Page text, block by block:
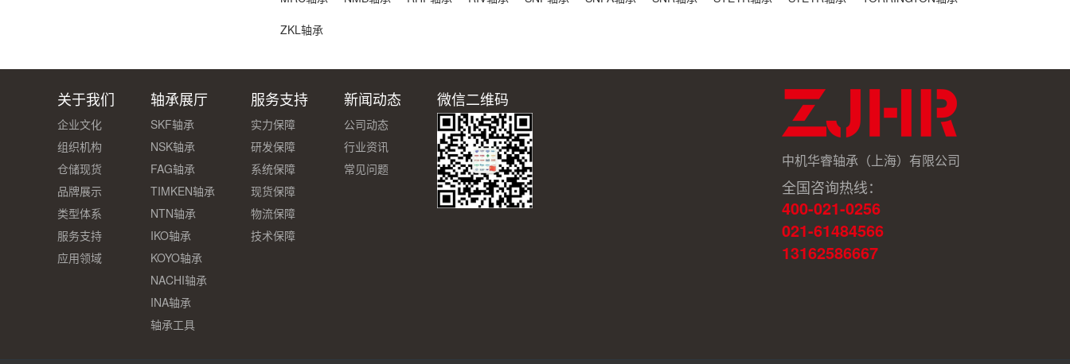
ZKL轴承
关于我们
企业文化
组织机构
仓储现货
品牌展示
类型体系
服务支持
应用领域
轴承展厅
SKF轴承
NSK轴承
FAG轴承
TIMKEN轴承
NTN轴承
IKO轴承
KOYO轴承
NACHI轴承
INA轴承
轴承工具
服务支持
实力保障
研发保障
系统保障
现货保障
物流保障
技术保障
新闻动态
公司动态
行业资讯
常见问题
微信二维码
中机华睿轴承（上海）有限公司
全国咨询热线：
400-021-0256
021-61484566
13162586667